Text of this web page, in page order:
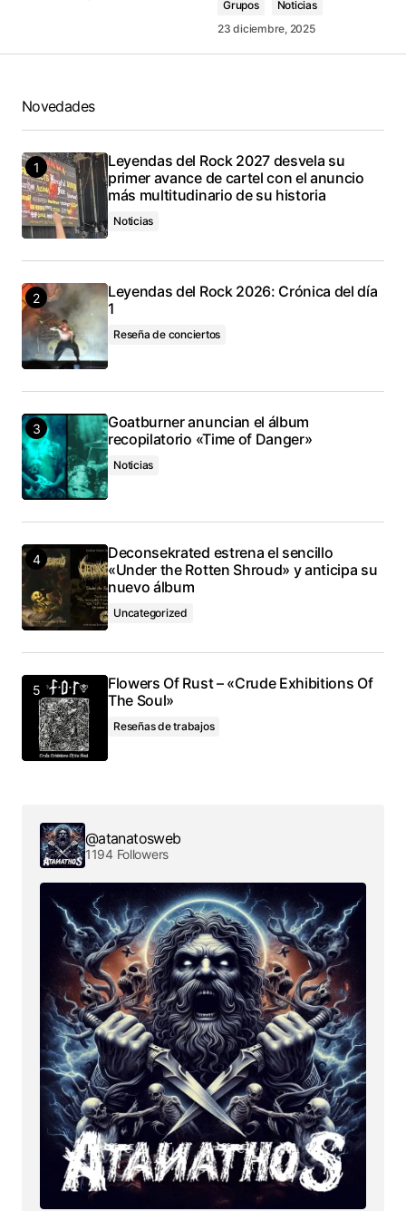
Grupos
Noticias
23 diciembre, 2025
Novedades
Leyendas del Rock 2027 desvela su
primer avance de cartel con el anuncio
más multitudinario de su historia
Noticias
Leyendas del Rock 2026: Crónica del día
1
Reseña de conciertos
Goatburner anuncian el álbum
recopilatorio «Time of Danger»
Noticias
Deconsekrated estrena el sencillo
«Under the Rotten Shroud» y anticipa su
nuevo álbum
Uncategorized
Flowers Of Rust – «Crude Exhibitions Of
The Soul»
Reseñas de trabajos
@atanatosweb
1194 Followers